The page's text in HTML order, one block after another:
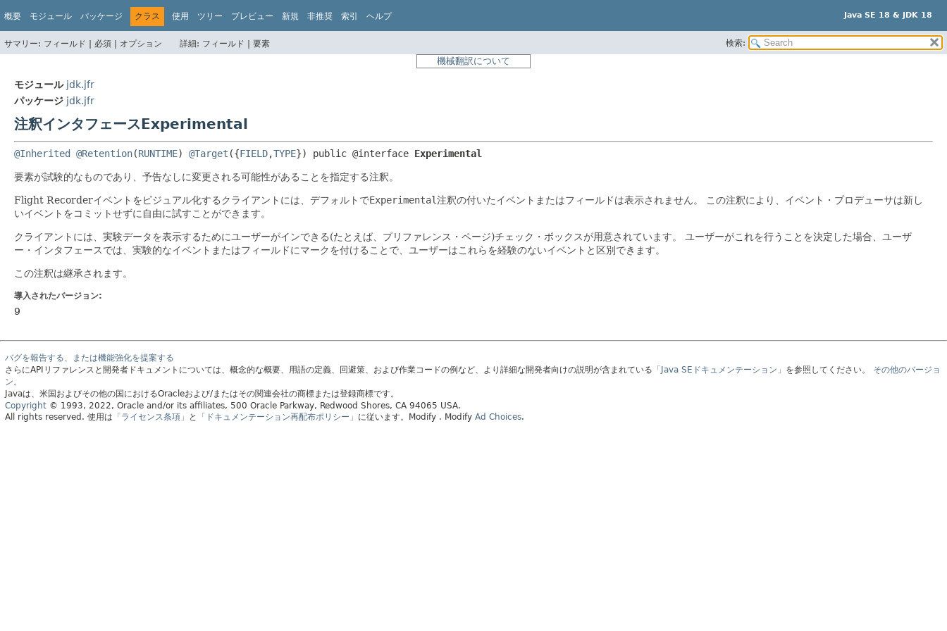
Java SE 18 & JDK 18
概要 モジュール パッケージ クラス 使用 ツリー プレビュー 新規 非推奨 索引 ヘルプ
サマリー: フィールド | 必須 | オプション 詳細: フィールド | 要素 検索:
機械翻訳について
モジュール jdk.jfr
パッケージ jdk.jfr
注釈インタフェースExperimental
@Inherited @Retention(RUNTIME) @Target ({FIELD,TYPE}) public @interface Experimental
要素が試験的なものであり、予告なしに変更される可能性があることを指定する注釈。
Flight Recorderイベントをビジュアル化するクライアントには、デフォルトでExperimental注釈の付いたイベントまたはフィールドは表示されません。
この注釈により、イベント・プロデューサは新し
いイベントをコミットせずに自由に試すことができます。
クライアントには、実験データを表示するためにユーザーがインできる(たとえば、プリファレンス・ページ)チェック・ボックスが用意されています。
ユーザーがこれを行うことを決定した場合、ユーザ
ー・インタフェースでは、実験的なイベントまたはフィールドにマークを付けることで、ユーザーはこれらを経験のないイベントと区別できます。
この注釈は継承されます。
導入されたバージョン:
9
バグを報告する、または機能強化を提案する
さらにAPIリファレンスと開発者ドキュメントについては、概念的な概要、用語の定義、回避策、および作業コードの例など、より詳細な開発者向けの説明が含まれている 「Java SEドキュメンテーション」 を参照してください。
その他のバージョ
ン。
Javaは、米国およびその他の国におけるOracleおよび/またはその関連会社の商標または登録商標です。
Copyright © 1993, 2022, Oracle and/or its affiliates, 500 Oracle Parkway, Redwood Shores, CA 94065 USA.
All rights reserved. 使用は 「ライセンス条項」 と 「ドキュメンテーション再配布ポリシー」 に従います。 Modify . Modify Ad Choices.